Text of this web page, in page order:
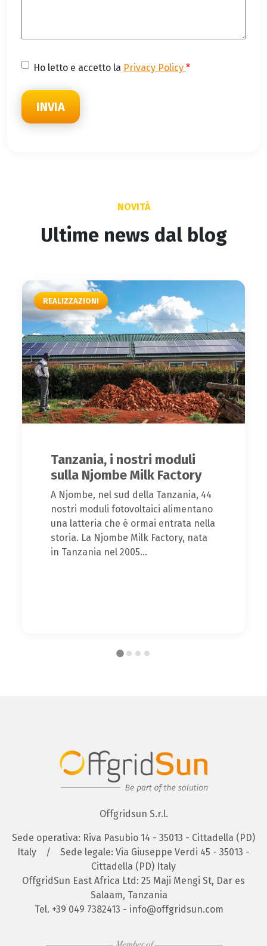
Consenso *
Ho letto e accetto la Privacy Policy *
NOVITÀ
Ultime news dal blog
REALIZZAZIONI
Tanzania, i nostri moduli
sulla Njombe Milk Factory
A Njombe, nel sud della Tanzania, 44
nostri moduli fotovoltaici alimentano
una latteria che è ormai entrata nella
storia. La Njombe Milk Factory, nata
in Tanzania nel 2005...
Offgridsun S.r.l.
Sede operativa: Riva Pasubio 14 - 35013 - Cittadella (PD)
Italy
/
Sede legale: Via Giuseppe Verdi 45 - 35013 -
Cittadella (PD) Italy
OffgridSun East Africa Ltd: 25 Maji Mengi St, Dar es
Salaam, Tanzania
Tel. +39 049 7382413 - info@offgridsun.com